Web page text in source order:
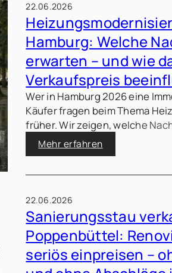
22.06.2026
Hamburg: Welche
erwarten – und wie
Verkaufspreis
Wer in Hamburg 2026 eine
Käufer fragen beim Thema
früher. Wir zeigen, welche
und wie klare Unterlagen die
entspannen können.
Mehr erfahren
22.06.2026
Sanierungsstau
Poppenbüttel:
seriös einpreisen –